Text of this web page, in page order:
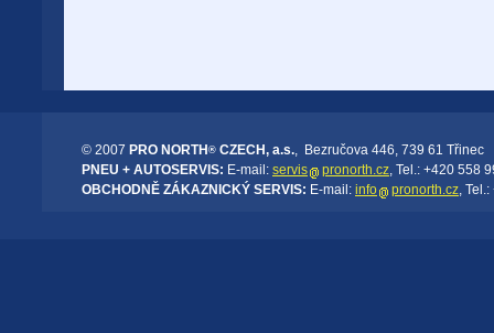
© 2007 PRO NORTH ® CZECH, a.s., Bezručova 446, 739 61 Třinec
PNEU + AUTOSERVIS: E-mail: servis pronorth.cz, Tel.: +420 558
OBCHODNĚ ZÁKAZNICKÝ SERVIS: E-mail: info pronorth.cz,